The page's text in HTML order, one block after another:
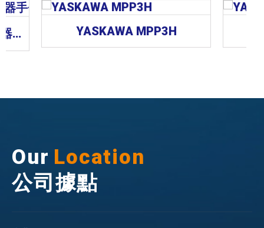
台達Delta DRS50L系列機器手臂 YASKAWA MPP3H
Our Location
公司據點